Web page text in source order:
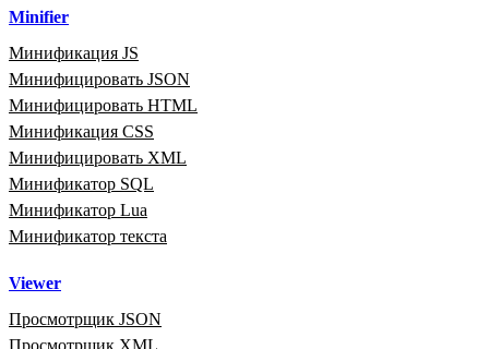
Minifier
Минификация JS
Минифицировать JSON
Минифицировать HTML
Минификация CSS
Минифицировать XML
Минификатор SQL
Минификатор Lua
Минификатор текста
Viewer
Просмотрщик JSON